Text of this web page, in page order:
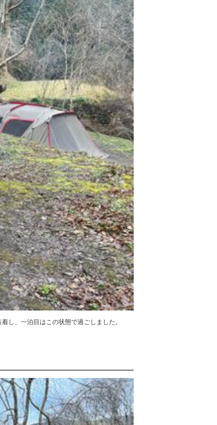
し、一泊目はこの状態で過ごしました。